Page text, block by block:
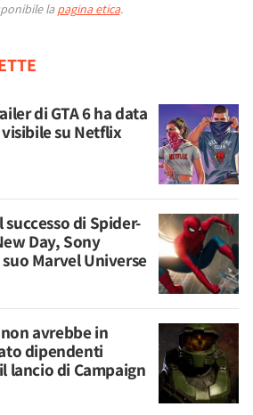
la pagina etica.
di GTA 6 ha data
su Netflix
di Spider-
Day, Sony
Marvel Universe
avrebbe in
dipendenti
lancio di Campaign